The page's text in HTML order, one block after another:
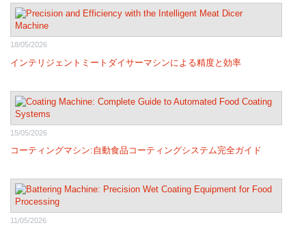
18/05/2026
インテリジェントミートダイサーマシンによる精度と効率
15/05/2026
コーティングマシン:自動食品コーティングシステム完全ガイド
11/05/2026